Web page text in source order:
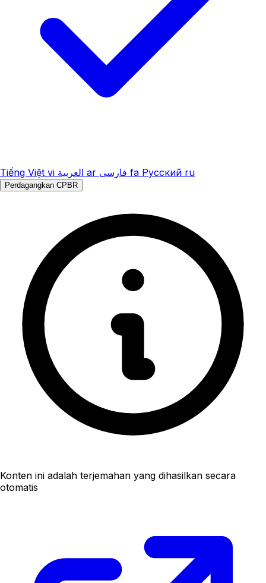
Tiếng Việt vi العربية ar فارسی fa Русский ru
Perdagangkan CPBR
Konten ini adalah terjemahan yang dihasilkan secara
otomatis